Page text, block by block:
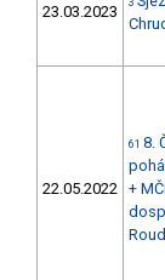
23.03.2023 3
22.05.2022
61 8.
+